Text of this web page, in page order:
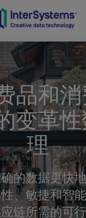
品和
变革
理
的数据更快
、敏捷和智
应链所需的可